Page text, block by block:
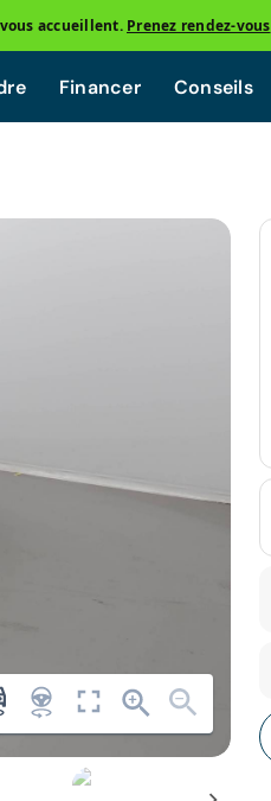
accueillent. Prenez rendez-vous
Financer Conseils